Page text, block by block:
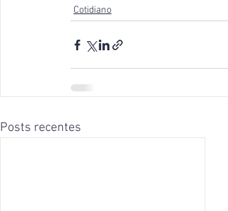
Cotidiano
Posts recentes